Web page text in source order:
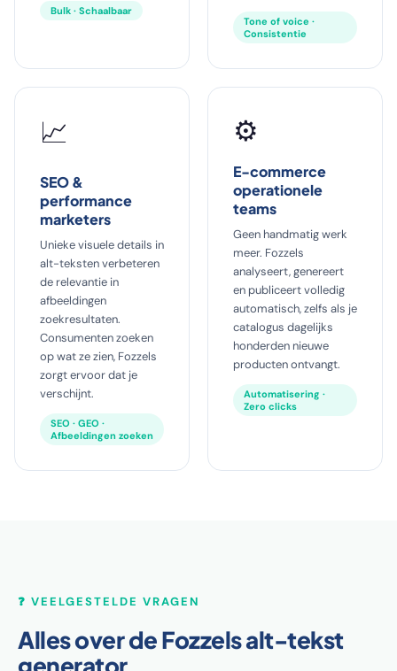
Bulk · Schaalbaar
Tone of voice ·
Consistentie
📈
SEO &
performance
marketers
Unieke visuele details in
alt-teksten verbeteren
de relevantie in
afbeeldingen
zoekresultaten.
Consumenten zoeken
op wat ze zien, Fozzels
zorgt ervoor dat je
verschijnt.
SEO · GEO ·
Afbeeldingen zoeken
⚙️
E-commerce
operationele
teams
Geen handmatig werk
meer. Fozzels
analyseert, genereert
en publiceert volledig
automatisch, zelfs als je
catalogus dagelijks
honderden nieuwe
producten ontvangt.
Automatisering ·
Zero clicks
❓ VEELGESTELDE VRAGEN
Alles over de Fozzels alt-tekst